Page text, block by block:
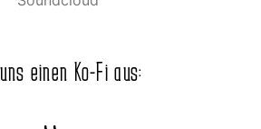
einen Ko-Fi aus: